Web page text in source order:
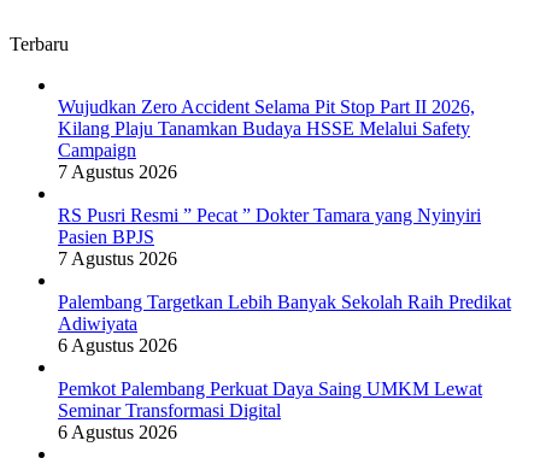
Terbaru
Wujudkan Zero Accident Selama Pit Stop Part II 2026,
Kilang Plaju Tanamkan Budaya HSSE Melalui Safety
Campaign
7 Agustus 2026
RS Pusri Resmi ” Pecat ” Dokter Tamara yang Nyinyiri
Pasien BPJS
7 Agustus 2026
Palembang Targetkan Lebih Banyak Sekolah Raih Predikat
Adiwiyata
6 Agustus 2026
Pemkot Palembang Perkuat Daya Saing UMKM Lewat
Seminar Transformasi Digital
6 Agustus 2026